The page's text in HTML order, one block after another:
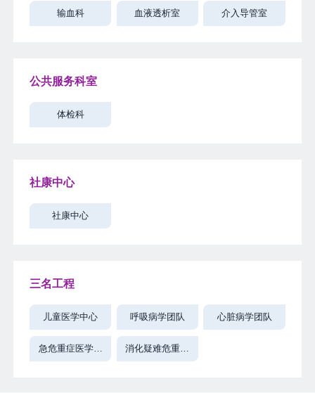
输血科 血液透析室 介入导管室
公共服务科室
体检科
社康中心
社康中心
三名工程
儿童医学中心 呼吸病学团队 心脏病学团队
急危重症医学团 消化疑难危重病